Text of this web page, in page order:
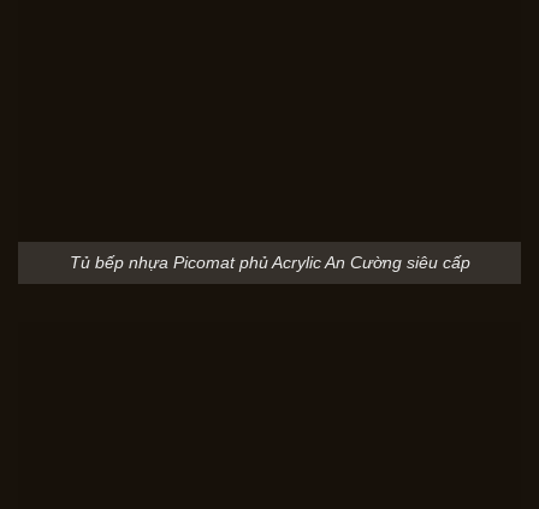
Tủ bếp nhựa Picomat phủ Acrylic An Cường siêu cấp